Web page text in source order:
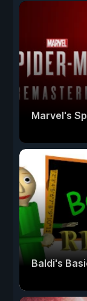
Marvel's
Baldi's